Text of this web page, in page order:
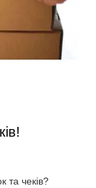
та чеків?